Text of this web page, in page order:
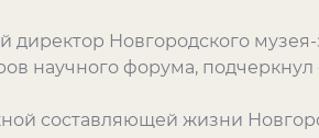
директор Новгородского
научного форума,
составляющей жизни